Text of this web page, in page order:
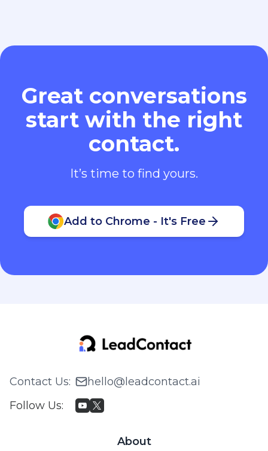
Great conversations
start with the right
contact.
It’s time to find yours.
Add to Chrome - It's Free
Contact Us:
hello@leadcontact.ai
Follow Us:
About